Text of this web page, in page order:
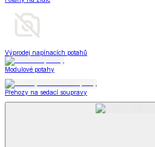
Výprodej napínacích potahů
Modulové potahy
Přehozy na sedací soupravy